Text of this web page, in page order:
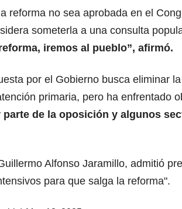
reforma no sea aprobada en el
someterla a una consulta
iremos al pueblo”, afirmó.
por el Gobierno busca eliminar
primaria, pero ha enfrentado
de la oposición y algunos
Alfonso Jaramillo, admitió
para que salga la reforma".